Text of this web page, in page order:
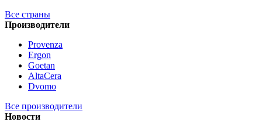
Все страны
Производители
Provenza
Ergon
Goetan
AltaСera
Dvomo
Все производители
Новости